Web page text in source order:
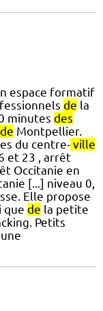
espace formatif
de la
minutes des
de Montpellier.
du centre- ville
et 23 , arrêt
Occitanie en
[...] niveau 0,
Elle propose
que de la petite
Petits